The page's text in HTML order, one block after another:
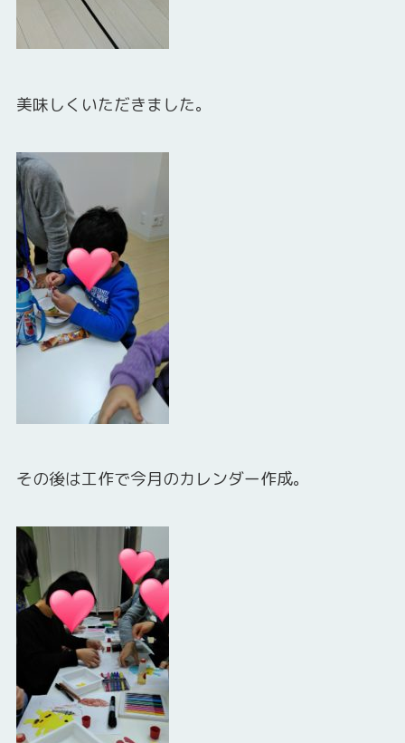
美味しくいただきました。
その後は工作で今月のカレンダー作成。